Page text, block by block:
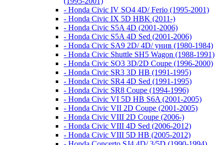
- Honda Civic IV SO4 4D/ Ferio (1995-2001)
- Honda Civic IX 5D HBK (2011-)
- Honda Civic S5A 4D (2001-2006)
- Honda Civic S5A 4D Sed (2001-2006)
- Honda Civic SA9 2D/ 4D/ унив (1980-1984)
- Honda Civic Shuttle SH5 Wagon (1988-1991)
- Honda Civic SO3 3D/2D Coupe (1996-2000)
- Honda Civic SR3 3D HB (1991-1995)
- Honda Civic SR4 4D Sed (1991-1995)
- Honda Civic SR8 Coupe (1994-1996)
- Honda Civic VI 5D HB S6A (2001-2005)
- Honda Civic VII 2D Coupe (2001-2005)
- Honda Civic VIII 2D Coupe (2006-)
- Honda Civic VIII 4D Sed (2006-2012)
- Honda Civic VIII 5D HB (2005-2012)